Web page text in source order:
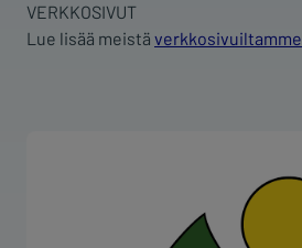
VERKKOSIVUT
Lue lisää meistä verkkosivuiltamme